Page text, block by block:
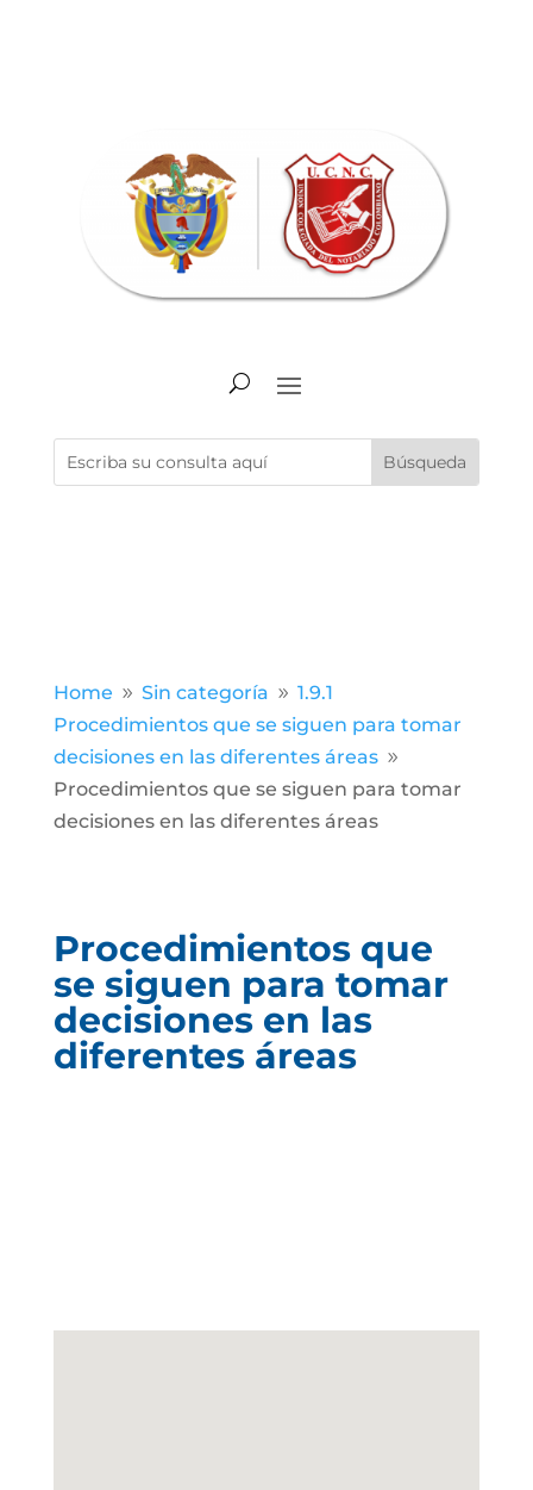
Home 9 Sin categoría 9 1.9.1
Procedimientos que se siguen para tomar
decisiones en las diferentes áreas 9
Procedimientos que se siguen para tomar
decisiones en las diferentes áreas
Procedimientos que
se siguen para tomar
decisiones en las
diferentes áreas